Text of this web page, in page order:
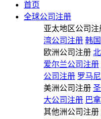
首页
全球公司注册
亚太地区公司注
湾公司注册 韩
欧洲公司注册
爱尔兰公司注册
公司注册 罗马
美洲公司注册
大公司注册 巴
其他洲公司注册